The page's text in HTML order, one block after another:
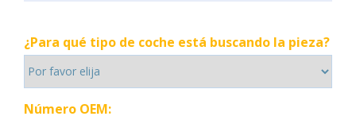
¿Para qué tipo de coche está buscando la pieza?
Número OEM: